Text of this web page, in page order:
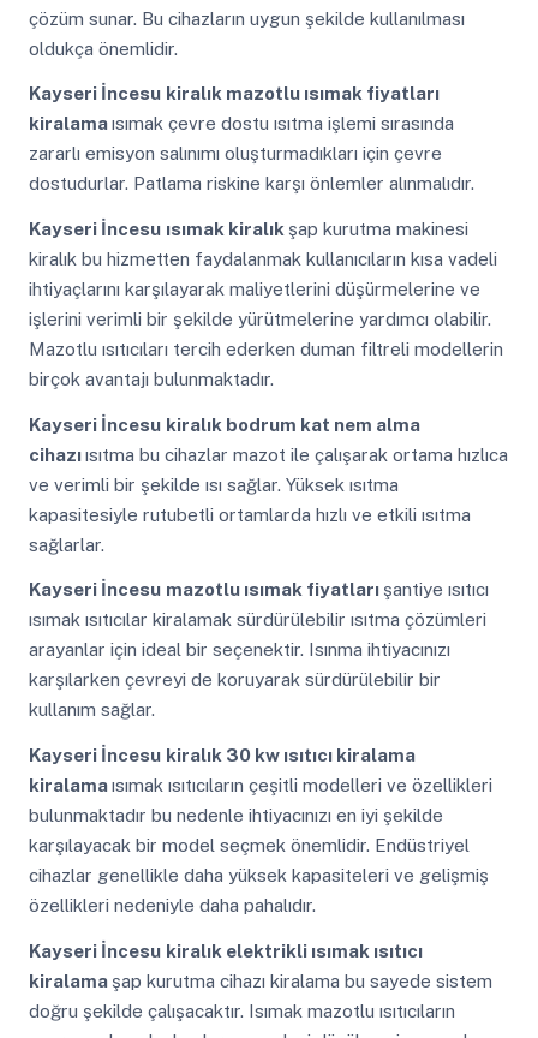
çözüm sunar. Bu cihazların uygun şekilde kullanılması
oldukça önemlidir.
Kayseri İncesu kiralık mazotlu ısımak fiyatları
kiralamaısımak çevre dostu ısıtma işlemi sırasında
zararlı emisyon salınımı oluşturmadıkları için çevre
dostudurlar. Patlama riskine karşı önlemler alınmalıdır.
Kayseri İncesu ısımak kiralık şap kurutma makinesi
kiralık bu hizmetten faydalanmak kullanıcıların kısa vadeli
ihtiyaçlarını karşılayarak maliyetlerini düşürmelerine ve
işlerini verimli bir şekilde yürütmelerine yardımcı olabilir.
Mazotlu ısıtıcıları tercih ederken duman filtreli modellerin
birçok avantajı bulunmaktadır.
Kayseri İncesu kiralık bodrum kat nem alma
cihazıısıtma bu cihazlar mazot ile çalışarak ortama hızlıca
ve verimli bir şekilde ısı sağlar. Yüksek ısıtma
kapasitesiyle rutubetli ortamlarda hızlı ve etkili ısıtma
sağlarlar.
Kayseri İncesu mazotlu ısımak fiyatları şantiye ısıtıcı
ısımak ısıtıcılar kiralamak sürdürülebilir ısıtma çözümleri
arayanlar için ideal bir seçenektir. Isınma ihtiyacınızı
karşılarken çevreyi de koruyarak sürdürülebilir bir
kullanım sağlar.
Kayseri İncesu kiralık 30 kw ısıtıcı kiralama
kiralamaısımak ısıtıcıların çeşitli modelleri ve özellikleri
bulunmaktadır bu nedenle ihtiyacınızı en iyi şekilde
karşılayacak bir model seçmek önemlidir. Endüstriyel
cihazlar genellikle daha yüksek kapasiteleri ve gelişmiş
özellikleri nedeniyle daha pahalıdır.
Kayseri İncesu kiralık elektrikli ısımak ısıtıcı
kiralama şap kurutma cihazı kiralama bu sayede sistem
doğru şekilde çalışacaktır. Isımak mazotlu ısıtıcıların